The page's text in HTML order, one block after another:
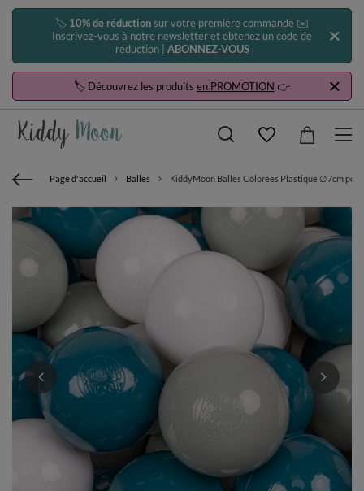
🏷️ 10% de réductionsur votre première commande ✉️
Inscrivez-vous à notre newsletter et obtenez un code de
réduction | ABONNEZ-VOUS
🏷️ Découvrez les produits en PROMOTION 👉
Page d'accueil Balles KiddyMoon Balles Colorées Plastique ∅7cm